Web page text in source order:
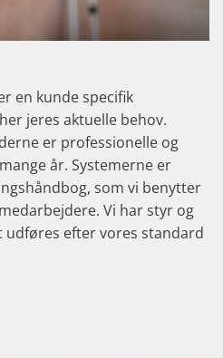
en kunde specifik
jeres aktuelle behov.
er professionelle og
år. Systemerne er
som vi benytter
Vi har styr og
efter vores standard